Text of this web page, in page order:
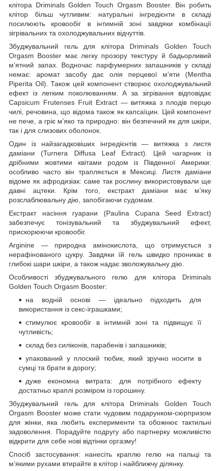
клітора Driminals Golden Touch Orgasm Booster. Він робить
клітор більш чутливим: натуральні інгредієнти в складі
посилюють кровообіг в інтимній зоні завдяки комбінації
зігрівальних та охолоджувальних відчуттів.
Збуджувальний гель для клітора Driminals Golden Touch
Orgasm Booster має легку прозору текстуру й бадьорливий
м’ятний запах. Водночас парфумерних запашників у складі
немає: аромат засобу дає олія перцевої м’яти (Mentha
Piperita Oil). Також цей компонент створює охолоджувальний
ефект із легким поколюванням. А за зігрівання відповідає
Capsicum Frutenses Fruit Extract — витяжка з плодів перцю
чилі, речовина, що відома також як капсаїцин. Цей компонент
не пече, а гріє м’яко та природно: він безпечний як для шкіри,
так і для слизових оболонок.
Один із найзагадковіших інгредієнтів — витяжка з листя
даміани (Turnera Diffusa Leaf Extract). Цей чагарник із
дрібними жовтими квітами родом із Південної Америки:
особливо часто він трапляється в Мексиці. Листя даміани
відоме як афродизіак: саме так рослину використовували ще
давні ацтеки. Крім того, екстракт даміани має м’яку
розслаблювальну дію, запобігаючи судомам.
Екстракт насіння гуарани (Paulina Cupana Seed Extract)
забезпечує тонізувальний та збуджувальний ефект,
прискорюючи кровообіг.
Arginine — природна амінокислота, що отримується з
нерафінованого цукру. Завдяки їй гель швидко проникає в
глибокі шари шкіри, а також надає зволожувальну дію.
Особливості збуджувального гелю для клітора Driminals
Golden Touch Orgasm Booster:
на водній основі — ідеально підходить для
використання із секс-іграшками;
стимулює кровообіг в інтимній зоні та підвищує її
чутливість;
склад без силіконів, парабенів і запашників;
упакований у плоский тюбик, який зручно носити в
сумці та брати в дорогу;
дуже економна витрата: для потрібного ефекту
достатньо краплі розміром із горошину.
Збуджувальний гель для клітора Driminals Golden Touch
Orgasm Booster може стати чудовим подарунком-сюрпризом
для жінки, яка любить експерименти та обожнює тактильні
задоволення. Порадуйте подругу або партнерку можливістю
відкрити для себе нові відтінки оргазму!
Спосіб застосування: нанесіть краплю гелю на пальці та
м’якими рухами втирайте в клітор і найближчу ділянку.